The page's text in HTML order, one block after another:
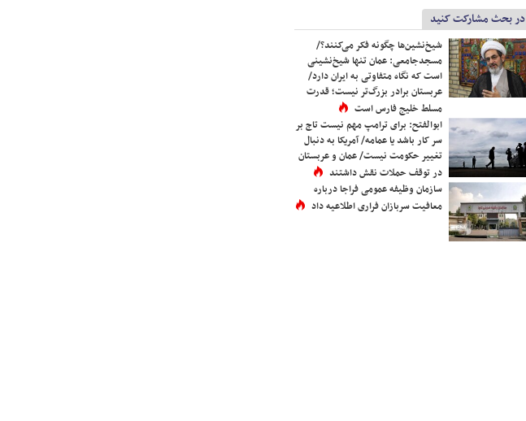
در بحث مشارکت کنید
شیخ‌نشین‌ها چگونه فکر می‌کنند؟/
مسجدجامعی: عمان تنها شیخ‌نشینی
است که نگاه متفاوتی به ایران دارد/
عربستان برادر بزرگ‌تر نیست؛ قدرت
مسلط خلیج فارس است
ابوالفتح: برای ترامپ مهم نیست تاج بر
سر کار باشد یا عمامه/ آمریکا به دنبال
تغییر حکومت نیست/ عمان و عربستان
در توقف حملات نقش داشتند
سازمان وظیفه عمومی فراجا درباره
معافیت سربازان فراری اطلاعیه داد